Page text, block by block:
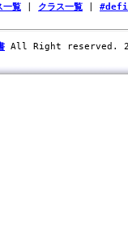
一覧 クラス一覧
All Right reserved.